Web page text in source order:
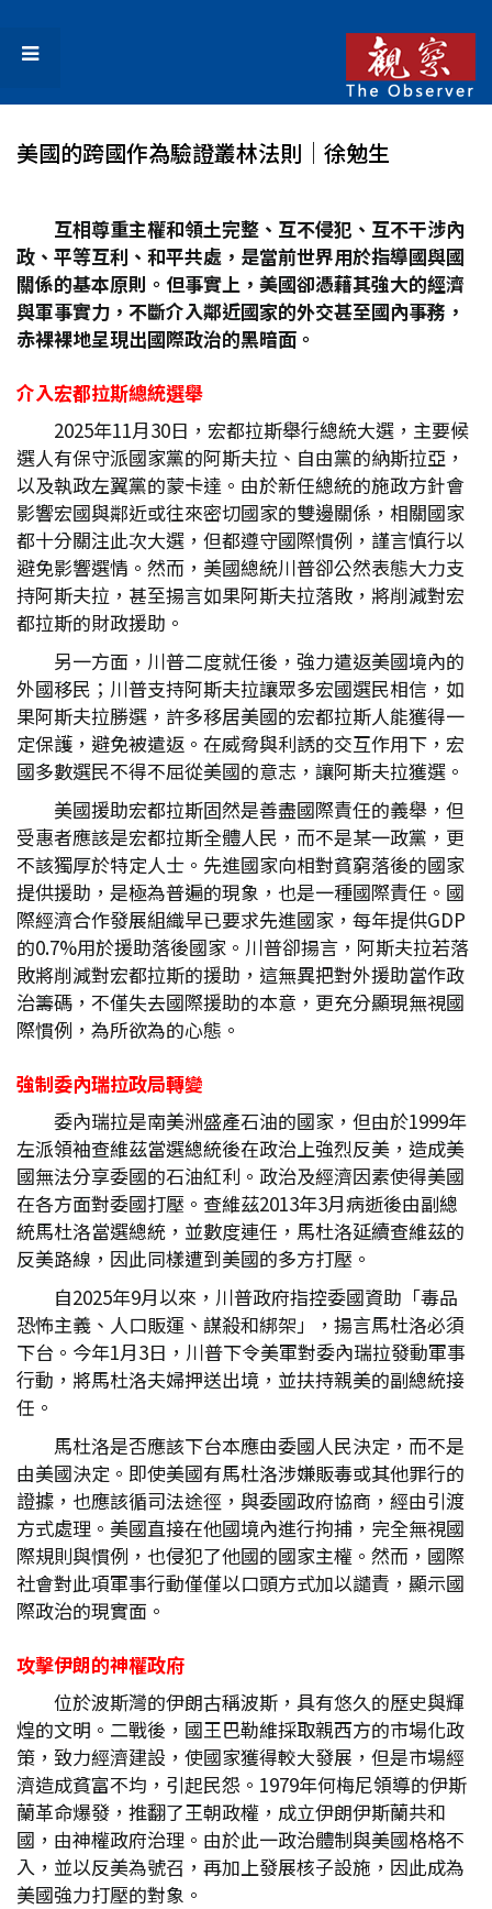
美國的跨國作為驗證叢林法則│徐勉生
互相尊重主權和領土完整、互不侵犯、互不干涉內
政、平等互利、和平共處，是當前世界用於指導國與國
關係的基本原則。但事實上，美國卻憑藉其強大的經濟
與軍事實力，不斷介入鄰近國家的外交甚至國內事務，
赤裸裸地呈現出國際政治的黑暗面。
介入宏都拉斯總統選舉
2025年11月30日，宏都拉斯舉行總統大選，主要候
選人有保守派國家黨的阿斯夫拉、自由黨的納斯拉亞，
以及執政左翼黨的蒙卡達。由於新任總統的施政方針會
影響宏國與鄰近或往來密切國家的雙邊關係，相關國家
都十分關注此次大選，但都遵守國際慣例，謹言慎行以
避免影響選情。然而，美國總統川普卻公然表態大力支
持阿斯夫拉，甚至揚言如果阿斯夫拉落敗，將削減對宏
都拉斯的財政援助。
另一方面，川普二度就任後，強力遣返美國境內的
外國移民；川普支持阿斯夫拉讓眾多宏國選民相信，如
果阿斯夫拉勝選，許多移居美國的宏都拉斯人能獲得一
定保護，避免被遣返。在威脅與利誘的交互作用下，宏
國多數選民不得不屈從美國的意志，讓阿斯夫拉獲選。
美國援助宏都拉斯固然是善盡國際責任的義舉，但
受惠者應該是宏都拉斯全體人民，而不是某一政黨，更
不該獨厚於特定人士。先進國家向相對貧窮落後的國家
提供援助，是極為普遍的現象，也是一種國際責任。國
際經濟合作發展組織早已要求先進國家，每年提供GDP
的0.7%用於援助落後國家。川普卻揚言，阿斯夫拉若落
敗將削減對宏都拉斯的援助，這無異把對外援助當作政
治籌碼，不僅失去國際援助的本意，更充分顯現無視國
際慣例，為所欲為的心態。
強制委內瑞拉政局轉變
委內瑞拉是南美洲盛產石油的國家，但由於1999年
左派領袖查維茲當選總統後在政治上強烈反美，造成美
國無法分享委國的石油紅利。政治及經濟因素使得美國
在各方面對委國打壓。查維茲2013年3月病逝後由副總
統馬杜洛當選總統，並數度連任，馬杜洛延續查維茲的
反美路線，因此同樣遭到美國的多方打壓。
自2025年9月以來，川普政府指控委國資助「毒品
恐怖主義、人口販運、謀殺和綁架」，揚言馬杜洛必須
下台。今年1月3日，川普下令美軍對委內瑞拉發動軍事
行動，將馬杜洛夫婦押送出境，並扶持親美的副總統接
任。
馬杜洛是否應該下台本應由委國人民決定，而不是
由美國決定。即使美國有馬杜洛涉嫌販毒或其他罪行的
證據，也應該循司法途徑，與委國政府協商，經由引渡
方式處理。美國直接在他國境內進行拘捕，完全無視國
際規則與慣例，也侵犯了他國的國家主權。然而，國際
社會對此項軍事行動僅僅以口頭方式加以譴責，顯示國
際政治的現實面。
攻擊伊朗的神權政府
位於波斯灣的伊朗古稱波斯，具有悠久的歷史與輝
煌的文明。二戰後，國王巴勒維採取親西方的市場化政
策，致力經濟建設，使國家獲得較大發展，但是市場經
濟造成貧富不均，引起民怨。1979年何梅尼領導的伊斯
蘭革命爆發，推翻了王朝政權，成立伊朗伊斯蘭共和
國，由神權政府治理。由於此一政治體制與美國格格不
入，並以反美為號召，再加上發展核子設施，因此成為
美國強力打壓的對象。